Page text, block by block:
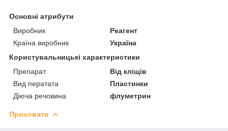
Основні атрибути
Виробник
Реагент
Країна виробник
Україна
Користувальницькі характеристики
Препарат
Від кліщів
Вид ператата
Пластинки
Діюча речовина
флуметрин
Приховати